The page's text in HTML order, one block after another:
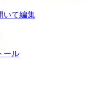
いて編集
ール